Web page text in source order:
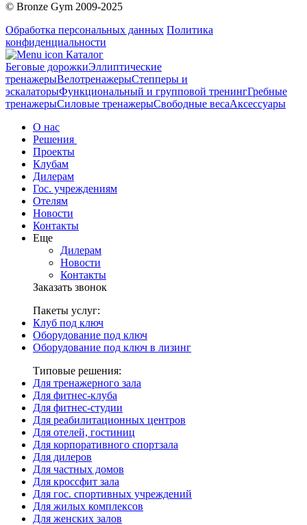
© Bronze Gym 2009-2025
Обработка персональных данных Политика
конфиденциальности
Каталог
Беговые дорожкиЭллиптические
тренажерыВелотренажерыСтепперы и
эскалаторыФункциональный и групповой тренингГребные
тренажерыСиловые тренажерыСвободные весаАксессуары
О нас
Решения
Проекты
Клубам
Дилерам
Гос. учреждениям
Отелям
Новости
Контакты
Еще
Дилерам
Новости
Контакты
Заказать звонок
Пакеты услуг:
Клуб под ключ
Оборудование под ключ
Оборудование под ключ в лизинг
Типовые решения:
Для тренажерного зала
Для фитнес-клуба
Для фитнес-студии
Для реабилитационных центров
Для отелей, гостиниц
Для корпоративного спортзала
Для дилеров
Для частных домов
Для кроссфит зала
Для гос. спортивных учреждений
Для жилых комплексов
Для женских залов